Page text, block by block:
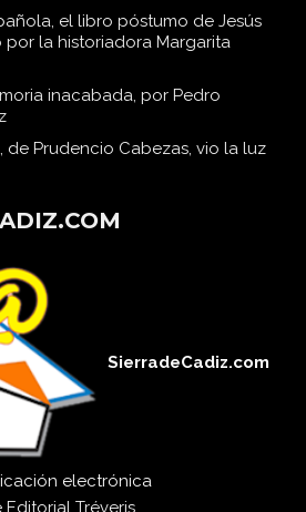
el libro póstumo de Jesús
por la historiadora Margarita
inacabada, por Pedro
de Prudencio Cabezas, vio la luz
SierradeCadiz.com
electrónica
Editorial Tréveris